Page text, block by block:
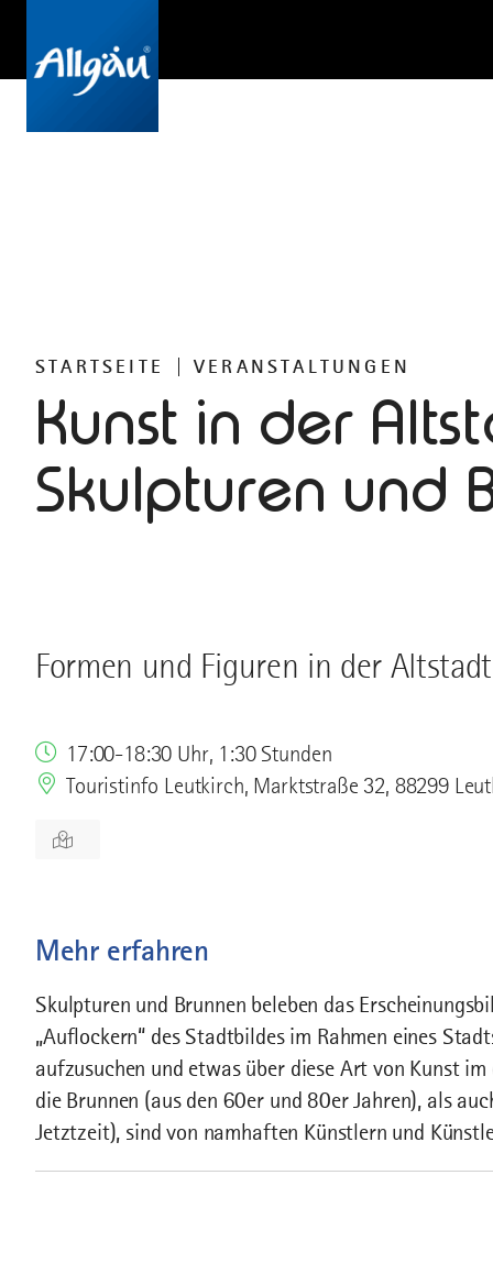
STARTSEITE VERANSTALTUNGEN
Kunst in der
Skulpturen und
Formen und Figuren in der Altstadt
17:00-18:30 Uhr, 1:30 Stunden
Touristinfo Leutkirch, Marktstraße 32, 88299
Mehr erfahren
Skulpturen und Brunnen beleben das
„Auflockern“ des Stadtbildes im Rahmen eines
aufzusuchen und etwas über diese Art von Kunst
die Brunnen (aus den 60er und 80er Jahren), als
Jetztzeit), sind von namhaften Künstlern und